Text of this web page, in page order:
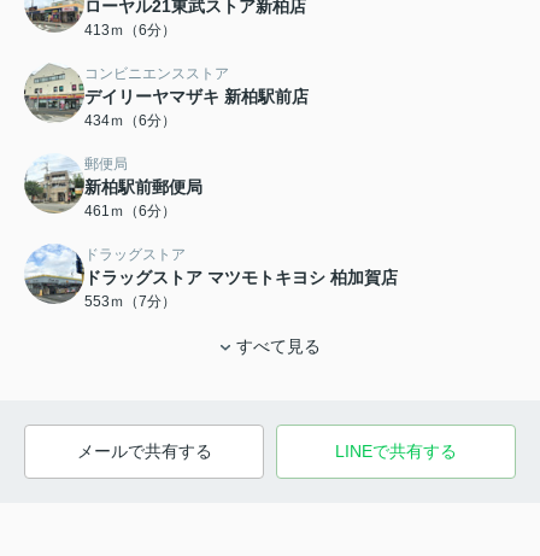
ローヤル21東武ストア新柏店
413ｍ（6分）
コンビニエンスストア
デイリーヤマザキ 新柏駅前店
434ｍ（6分）
郵便局
新柏駅前郵便局
461ｍ（6分）
ドラッグストア
ドラッグストア マツモトキヨシ 柏加賀店
553ｍ（7分）
すべて見る
メールで共有する LINEで共有する